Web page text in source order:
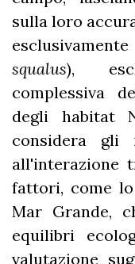
sulla loro
squalus),
complessiva
degli habitat
considera gli
all'interazione
fattori, come
Mar Grande,
equilibri
valutazione